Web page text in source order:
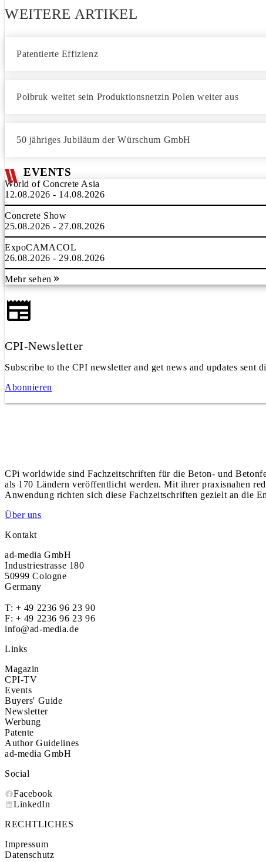
WEITERE ARTIKEL
Patentierte Effizienz
Polbruk weitet sein Produktionsnetzin Polen weiter aus
50 jähriges Jubiläum der Würschum GmbH
EVENTS
World of Concrete Asia
12.08.2026 - 14.08.2026
Concrete Show
25.08.2026 - 27.08.2026
ExpoCAMACOL
26.08.2026 - 29.08.2026
Mehr sehen
CPI-Newsletter
Subscribe to the CPI newsletter and get news and updates sent
Abonnieren
CPi worldwide sind Fachzeitschriften für die Beton- und
als 170 Ländern veröffentlicht werden. Mit ihrer praxisnahen
Anwendung richten sich diese Fachzeitschriften gezielt an die
Über uns
Kontakt
ad-media GmbH
Industriestrasse 180
50999 Cologne
Germany
T: + 49 2236 96 23 90
F: + 49 2236 96 23 96
info@ad-media.de
Links
Magazin
CPI-TV
Events
Buyers' Guide
Newsletter
Werbung
Patente
Author Guidelines
ad-media GmbH
Social
Facebook
LinkedIn
RECHTLICHES
Impressum
Datenschutz